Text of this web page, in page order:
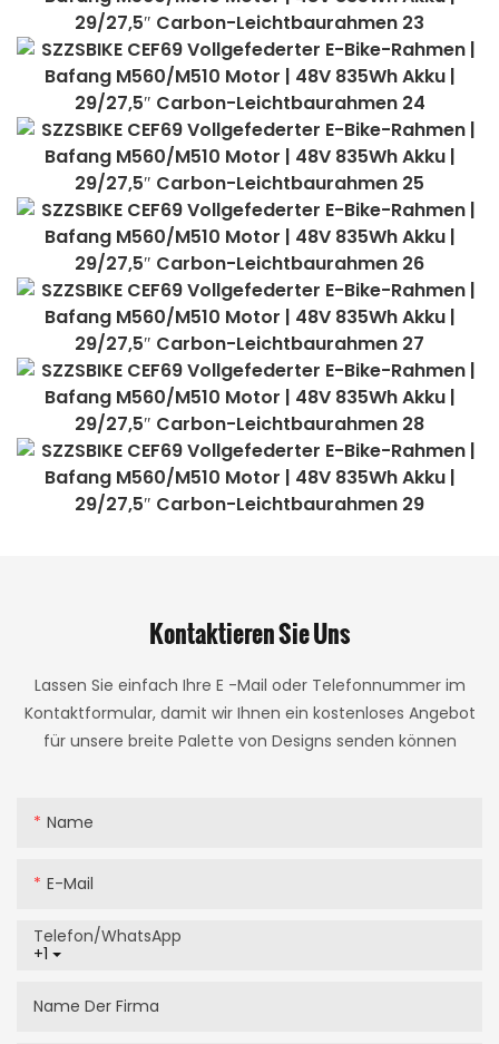
Kontaktieren Sie Uns
Lassen Sie einfach Ihre E -Mail oder Telefonnummer im
Kontaktformular, damit wir Ihnen ein kostenloses Angebot
für unsere breite Palette von Designs senden können
Name
E-Mail
+1
Telefon/WhatsApp
Name Der Firma